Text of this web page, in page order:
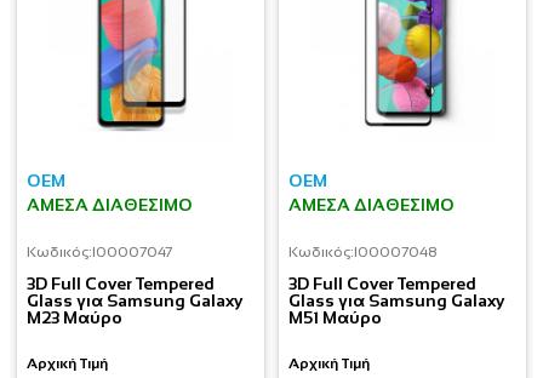
OEM
ΆΜΕΣΑ ΔΙΑΘΈΣΙΜΟ
Κωδικός:I00007047
3D Full Cover Tempered
Glass για Samsung Galaxy
M23 Μαύρο
Αρχική Τιμή
OEM
ΆΜΕΣΑ ΔΙΑΘΈΣΙΜΟ
Κωδικός:I00007048
3D Full Cover Tempered
Glass για Samsung Galaxy
M51 Μαύρο
Αρχική Τιμή